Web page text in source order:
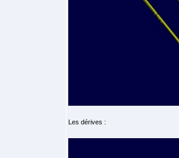
Les dérives :